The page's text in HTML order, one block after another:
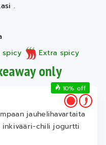
.
spicy Extra spicy
only
jauhelihavartaita
inkivääri-chili jogurtti
10% off